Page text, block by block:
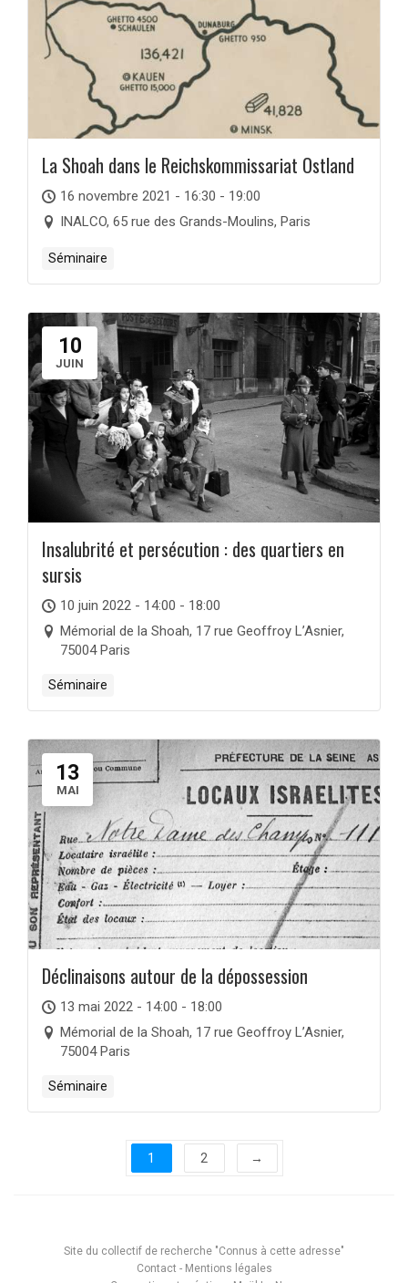
La Shoah dans le Reichskommissariat Ostland
16 novembre 2021 - 16:30 - 19:00
INALCO, 65 rue des Grands-Moulins, Paris
Séminaire
10
JUIN
Insalubrité et persécution : des quartiers en
sursis
10 juin 2022 - 14:00 - 18:00
Mémorial de la Shoah, 17 rue Geoffroy L’Asnier,
75004 Paris
Séminaire
13
MAI
Déclinaisons autour de la dépossession
13 mai 2022 - 14:00 - 18:00
Mémorial de la Shoah, 17 rue Geoffroy L’Asnier,
75004 Paris
Séminaire
1 2 →
Site du collectif de recherche "Connus à cette adresse"
Contact - Mentions légales